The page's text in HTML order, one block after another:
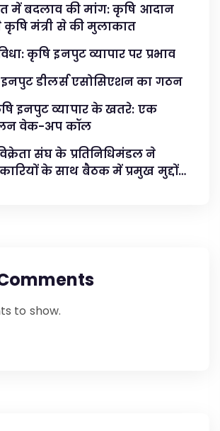
में बदलाव की मांग: कृषि आदान
कृषि मंत्री से की मुलाकात
कृषि इनपुट व्यापार पर प्रभाव
डीलर्स एसोसिएशन का गठन
इनपुट व्यापार के खतरे: एक
वेक-अप कॉल
संघ के प्रतिनिधिमंडल ने
के साथ बैठक में प्रमुख मुद्दों
to show.